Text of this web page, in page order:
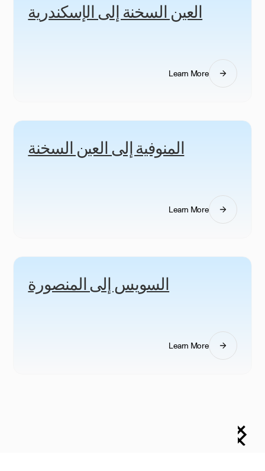
العين السخنة إلى الإسكندرية
Learn More
المنوفية إلى العين السخنة
Learn More
السويس إلى المنصورة
Learn More